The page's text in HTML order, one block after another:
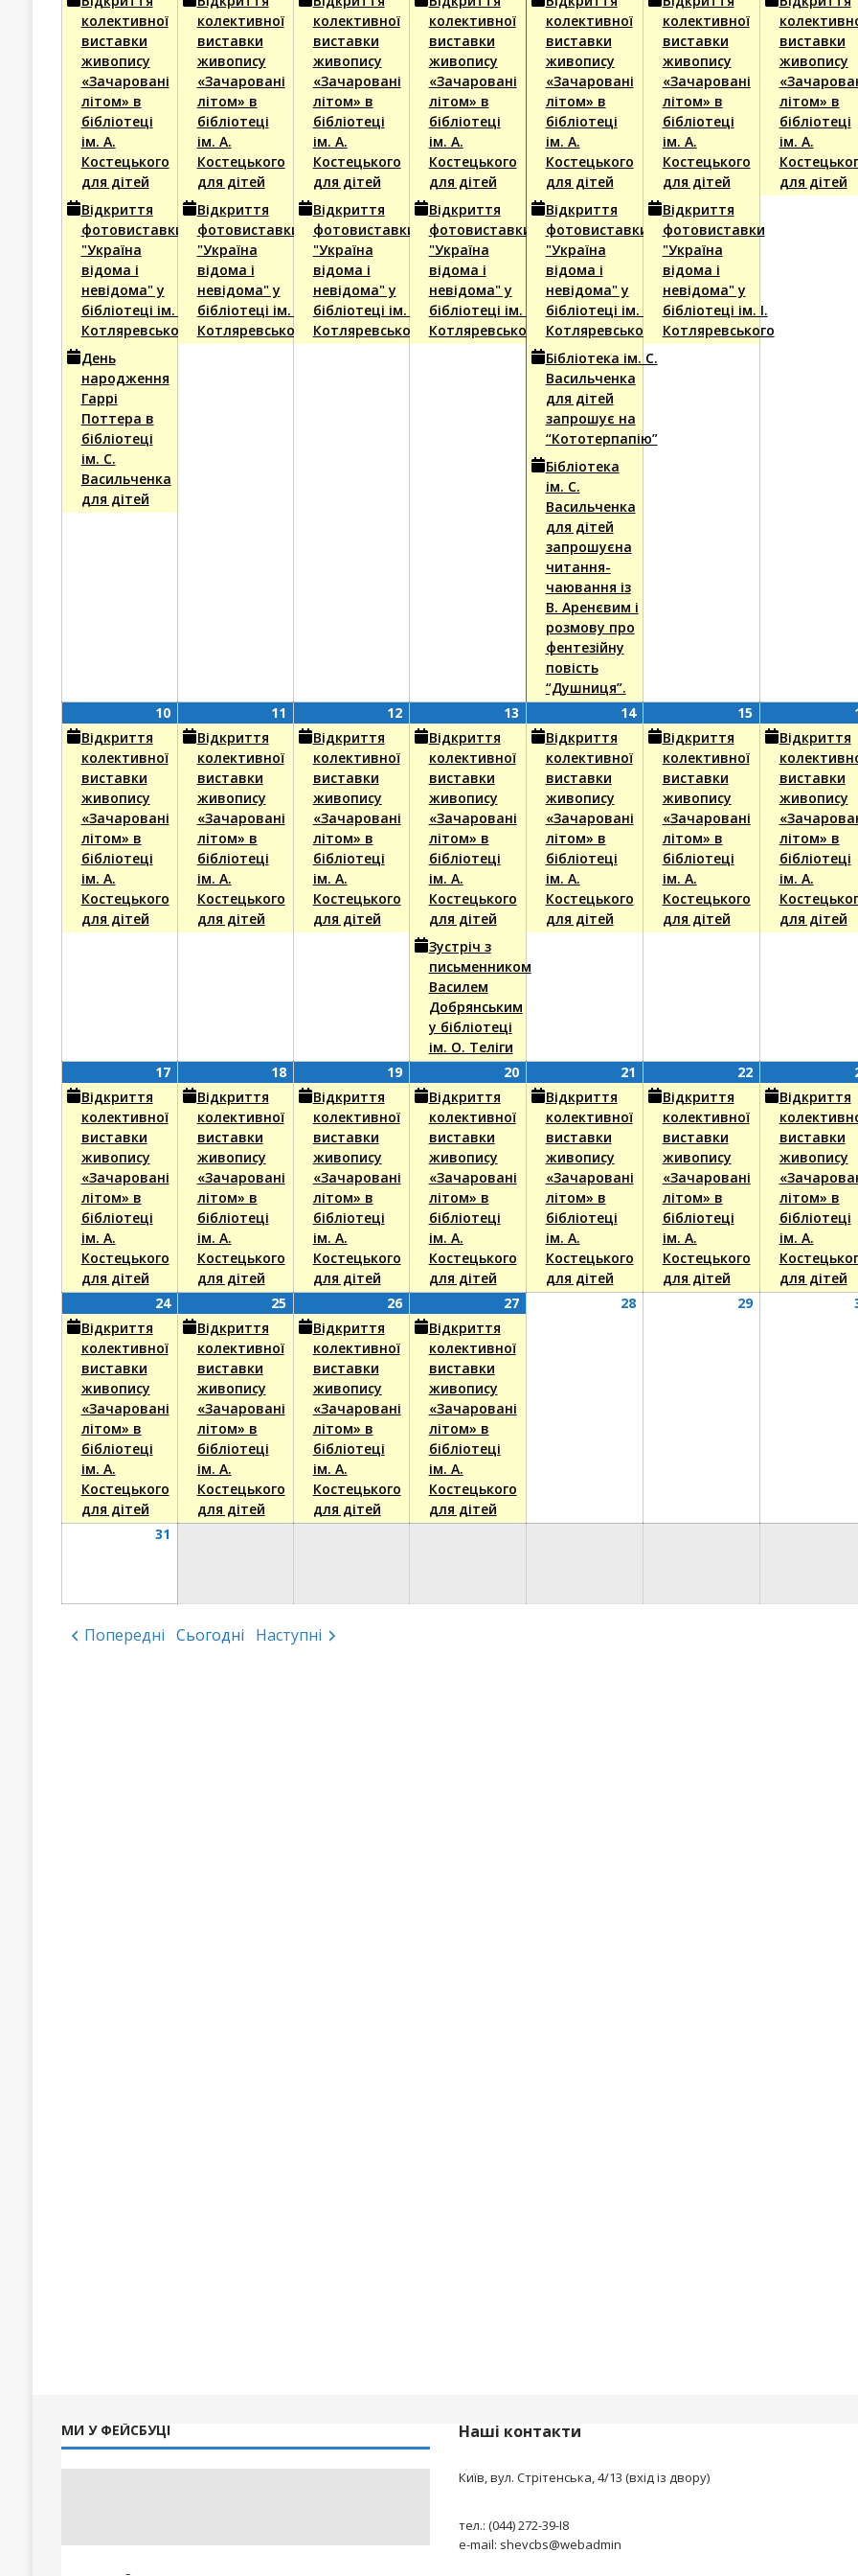
2026
колективної
виставки
живопису
«Зачаровані
літом» в
бібліотеці
ім. А.
Костецького
для дітей
Відкриття
фотовиставки
"Україна
відома і
невідома" у
бібліотеці ім. І.
Котляревського
День
народження
Гаррі
Поттера в
бібліотеці
ім. С.
Васильченка
для дітей
2026
колективної
виставки
живопису
«Зачаровані
літом» в
бібліотеці
ім. А.
Костецького
для дітей
Відкриття
фотовиставки
"Україна
відома і
невідома" у
бібліотеці ім. І.
Котляревського
2026
колективної
виставки
живопису
«Зачаровані
літом» в
бібліотеці
ім. А.
Костецького
для дітей
Відкриття
фотовиставки
"Україна
відома і
невідома" у
бібліотеці ім. І.
Котляревського
2026
колективної
виставки
живопису
«Зачаровані
літом» в
бібліотеці
ім. А.
Костецького
для дітей
Відкриття
фотовиставки
"Україна
відома і
невідома" у
бібліотеці ім. І.
Котляревського
2026
колективної
виставки
живопису
«Зачаровані
літом» в
бібліотеці
ім. А.
Костецького
для дітей
Відкриття
фотовиставки
"Україна
відома і
невідома" у
бібліотеці ім. І.
Котляревського
Бібліотека ім. С.
Васильченка
для дітей
запрошує на
“Кототерпапію”
Бібліотека
ім. С.
Васильченка
для дітей
запрошуєна
читання-
чаювання із
В. Аренєвим і
розмову про
фентезійну
повість
“Душниця”.
2026
колективної
виставки
живопису
«Зачаровані
літом» в
бібліотеці
ім. А.
Костецького
для дітей
Відкриття
фотовиставки
"Україна
відома і
невідома" у
бібліотеці ім. І.
Котляревського
виставки
живопису
літом» в
бібліотеці
ім. А.
для дітей
1010
Серпня,
2026
(1
event)
Відкриття
колективної
виставки
живопису
«Зачаровані
літом» в
бібліотеці
ім. А.
Костецького
для дітей
1111
Серпня,
2026
(1
event)
Відкриття
колективної
виставки
живопису
«Зачаровані
літом» в
бібліотеці
ім. А.
Костецького
для дітей
1212
Серпня,
2026
(1
event)
Відкриття
колективної
виставки
живопису
«Зачаровані
літом» в
бібліотеці
ім. А.
Костецького
для дітей
1313
Серпня,
2026
(2
events)
Відкриття
колективної
виставки
живопису
«Зачаровані
літом» в
бібліотеці
ім. А.
Костецького
для дітей
Зустріч з
письменником
Василем
Добрянським
у бібліотеці
ім. О. Теліги
1414
Серпня,
2026
(1
event)
Відкриття
колективної
виставки
живопису
«Зачаровані
літом» в
бібліотеці
ім. А.
Костецького
для дітей
1515
Серпня,
2026
(1
event)
Відкриття
колективної
виставки
живопису
«Зачаровані
літом» в
бібліотеці
ім. А.
Костецького
для дітей
Відкриття
виставки
живопису
літом» в
бібліотеці
ім. А.
для дітей
1717
Серпня,
2026
(1
event)
Відкриття
колективної
виставки
живопису
«Зачаровані
літом» в
бібліотеці
ім. А.
Костецького
для дітей
1818
Серпня,
2026
(1
event)
Відкриття
колективної
виставки
живопису
«Зачаровані
літом» в
бібліотеці
ім. А.
Костецького
для дітей
1919
Серпня,
2026
(1
event)
Відкриття
колективної
виставки
живопису
«Зачаровані
літом» в
бібліотеці
ім. А.
Костецького
для дітей
2020
Серпня,
2026
(1
event)
Відкриття
колективної
виставки
живопису
«Зачаровані
літом» в
бібліотеці
ім. А.
Костецького
для дітей
2121
Серпня,
2026
(1
event)
Відкриття
колективної
виставки
живопису
«Зачаровані
літом» в
бібліотеці
ім. А.
Костецького
для дітей
2222
Серпня,
2026
(1
event)
Відкриття
колективної
виставки
живопису
«Зачаровані
літом» в
бібліотеці
ім. А.
Костецького
для дітей
Відкриття
виставки
живопису
літом» в
бібліотеці
ім. А.
для дітей
2424
Серпня,
2026
(1
event)
Відкриття
колективної
виставки
живопису
«Зачаровані
літом» в
бібліотеці
ім. А.
Костецького
для дітей
2525
Серпня,
2026
(1
event)
Відкриття
колективної
виставки
живопису
«Зачаровані
літом» в
бібліотеці
ім. А.
Костецького
для дітей
2626
Серпня,
2026
(1
event)
Відкриття
колективної
виставки
живопису
«Зачаровані
літом» в
бібліотеці
ім. А.
Костецького
для дітей
2727
(1
Відкриття
колективної
виставки
живопису
«Зачаровані
літом» в
бібліотеці
ім. А.
Костецького
для дітей
2828
2929
3131
Попередні Сьогодні Наступні
МИ У ФЕЙСБУЦІ Наші контакти
Київ, вул. Стрітенська, 4/13 (вхід із двору)
тел.: (044) 272-39-І8
e-mail: shevcbs@webadmin